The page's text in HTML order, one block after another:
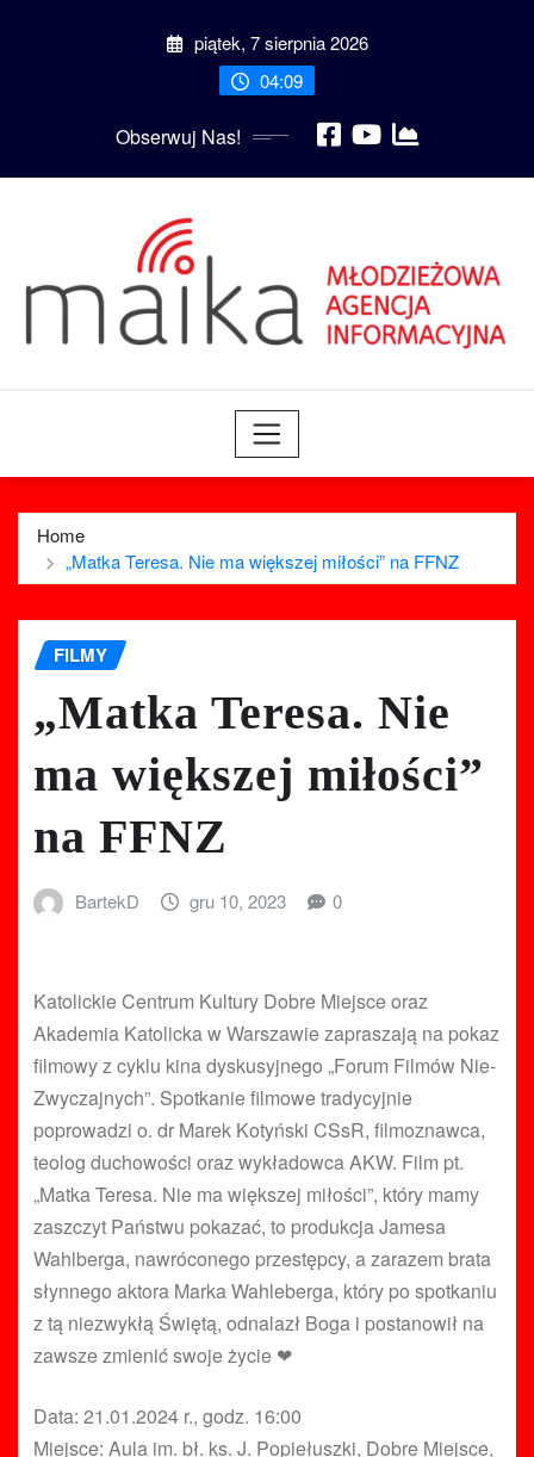
piątek, 7 sierpnia 2026
04:09
Obserwuj Nas!
Home
„Matka Teresa. Nie ma większej miłości” na FFNZ
FILMY
„Matka Teresa. Nie
ma większej miłości”
na FFNZ
BartekD gru 10, 2023 0
Katolickie Centrum Kultury Dobre Miejsce oraz
Akademia Katolicka w Warszawie zapraszają na pokaz
filmowy z cyklu kina dyskusyjnego „Forum Filmów Nie-
Zwyczajnych”. Spotkanie filmowe tradycyjnie
poprowadzi o. dr Marek Kotyński CSsR, filmoznawca,
teolog duchowości oraz wykładowca AKW. Film pt.
„Matka Teresa. Nie ma większej miłości”, który mamy
zaszczyt Państwu pokazać, to produkcja Jamesa
Wahlberga, nawróconego przestępcy, a zarazem brata
słynnego aktora Marka Wahleberga, który po spotkaniu
z tą niezwykłą Świętą, odnalazł Boga i postanowił na
zawsze zmienić swoje życie ❤
Data: 21.01.2024 r., godz. 16:00
Miejsce: Aula im. bł. ks. J. Popiełuszki, Dobre Miejsce,